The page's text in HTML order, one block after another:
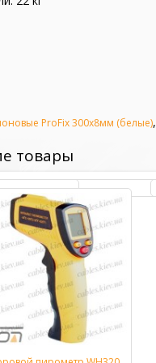
ProFix 300х8мм (белые),
товары